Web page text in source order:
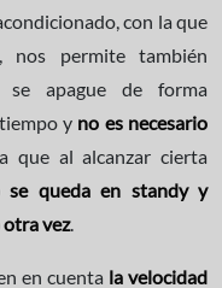
con la que
nos permite también
se apague de forma
y no es necesario
que al alcanzar cierta
se queda en standy y
vez.
en cuenta la velocidad